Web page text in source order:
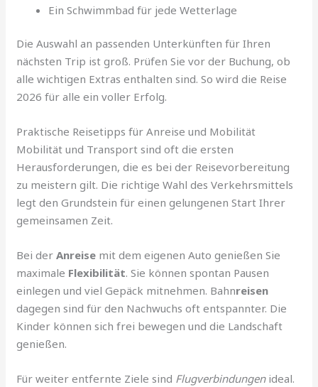
Ein Schwimmbad für jede Wetterlage
Die Auswahl an passenden Unterkünften für Ihren
nächsten Trip ist groß. Prüfen Sie vor der Buchung, ob
alle wichtigen Extras enthalten sind. So wird die Reise
2026 für alle ein voller Erfolg.
Praktische Reisetipps für Anreise und Mobilität
Mobilität und Transport sind oft die ersten
Herausforderungen, die es bei der Reisevorbereitung
zu meistern gilt. Die richtige Wahl des Verkehrsmittels
legt den Grundstein für einen gelungenen Start Ihrer
gemeinsamen Zeit.
Bei derAnreise mit dem eigenen Auto genießen Sie
maximale Flexibilität. Sie können spontan Pausen
einlegen und viel Gepäck mitnehmen. Bahnreisen
dagegen sind für den Nachwuchs oft entspannter. Die
Kinder können sich frei bewegen und die Landschaft
genießen.
Für weiter entfernte Ziele sind Flugverbindungenideal.